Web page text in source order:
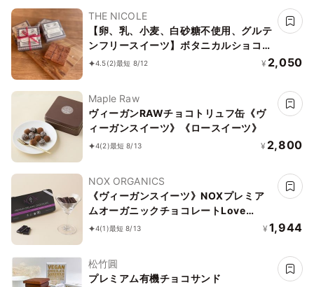
THE NICOLE
【卵、乳、小麦、白砂糖不使用、グルテ
ンフリースイーツ】ボタニカルショコラ
京豆腐生チョコ 《ヴィーガンスイー
4.5(2)最短 8/12 ¥ 2,050
Maple Raw
ヴィーガンRAWチョコトリュフ缶《ヴ
ィーガンスイーツ》《ロースイーツ》
4(2)最短 8/13 ¥ 2,800
NOX ORGANICS
《ヴィーガンスイーツ》NOXプレミア
ムオーガニックチョコレートLove
Editionクランベリー12粒
4(1)最短 8/13 ¥ 1,944
松竹圓
プレミアム有機チョコサンド